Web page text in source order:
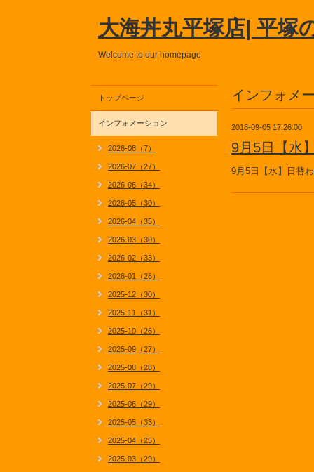
大海丼丸平塚店| 平塚
Welcome to our homepage
インフォメ
2018-09-05 17:26:00
9月5日【水
9月5日【水】日替
トップページ
インフォメーション
2026-08（7）
2026-07（27）
2026-06（34）
2026-05（30）
2026-04（35）
2026-03（30）
2026-02（33）
2026-01（26）
2025-12（30）
2025-11（31）
2025-10（26）
2025-09（27）
2025-08（28）
2025-07（29）
2025-06（29）
2025-05（33）
2025-04（25）
2025-03（29）